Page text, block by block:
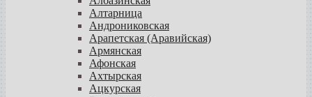
Алтарница
Андрониковская
Арапетская (Аравийская)
Армянская
Афонская
Ахтырская
Ацкурская